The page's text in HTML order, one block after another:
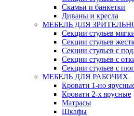
Скамьи и банкетки
Диваны и кресла
МЕБЕЛЬ ДЛЯ
Секции стульев
Секции стульев
Секции стульев с
Секции стульев с
Секции стульев с
МЕБЕЛЬ ДЛЯ РАБОЧИХ
Кровати 1-но
Кровати 2-х ярусные
Матрасы
Шкафы